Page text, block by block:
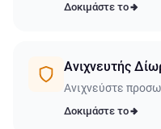
Δοκιμάστε το
Ανιχνευτής
Ανιχνεύστε
Δοκιμάστε το